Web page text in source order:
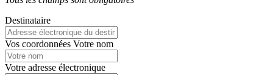
Destinataire
Vos coordonnées Votre nom
Votre adresse électronique